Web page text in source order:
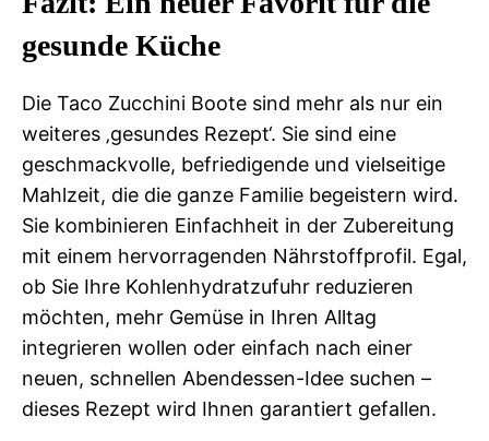
gesunde Küche
Die Taco Zucchini Boote sind mehr als nur ein
weiteres ‚gesundes Rezept‘. Sie sind eine
geschmackvolle, befriedigende und vielseitige
Mahlzeit, die die ganze Familie begeistern wird.
Sie kombinieren Einfachheit in der Zubereitung
mit einem hervorragenden Nährstoffprofil. Egal,
ob Sie Ihre Kohlenhydratzufuhr reduzieren
möchten, mehr Gemüse in Ihren Alltag
integrieren wollen oder einfach nach einer
neuen, schnellen Abendessen-Idee suchen –
dieses Rezept wird Ihnen garantiert gefallen.